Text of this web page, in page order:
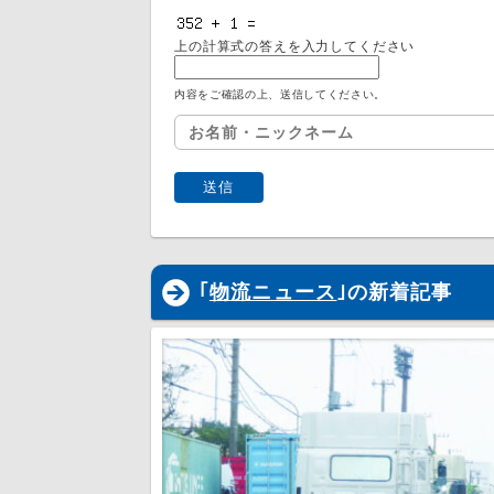
上の計算式の答えを入力してください
内容をご確認の上、送信してください。
｢ 物流ニュース ｣の新着記事